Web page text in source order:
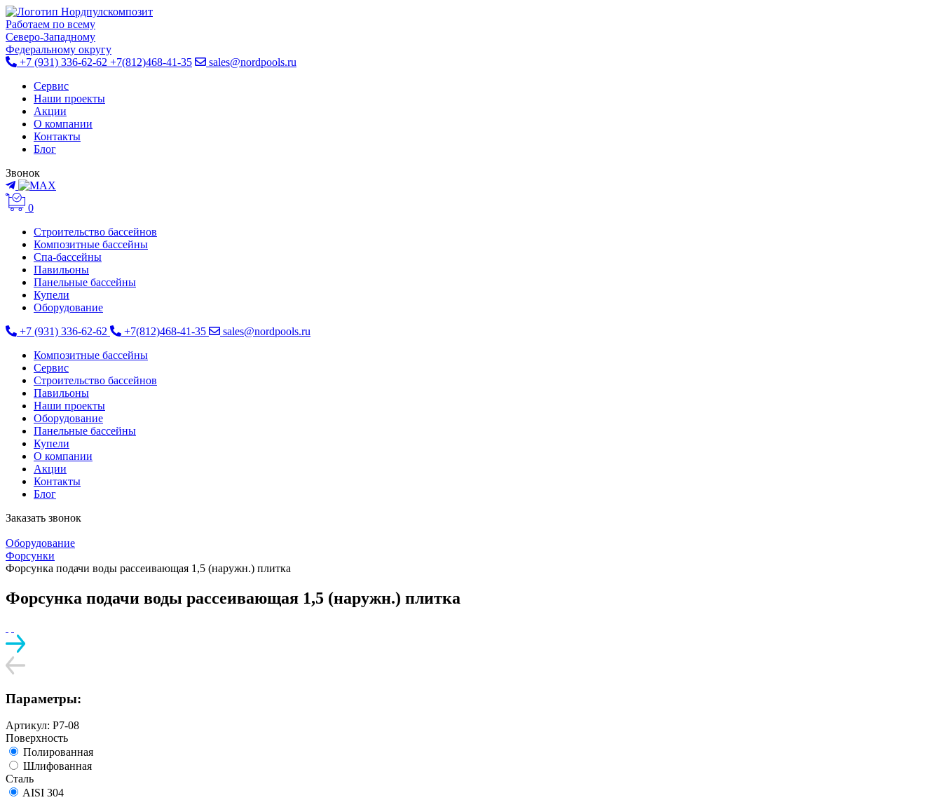
Работаем по всему
Cеверо-Западному
Федеральному округу
+7 (931) 336-62-62 +7(812)468-41-35
sales@nordpools.ru
Cервис
Наши проекты
Акции
О компании
Контакты
Блог
Звонок
0
Строительство бассейнов
Композитные бассейны
Спа-бассейны
Павильоны
Панельные бассейны
Купели
Оборудование
+7 (931) 336-62-62
+7(812)468-41-35
sales@nordpools.ru
Композитные бассейны
Cервис
Строительство бассейнов
Павильоны
Наши проекты
Оборудование
Панельные бассейны
Купели
О компании
Акции
Контакты
Блог
Заказать звонок
Оборудование
Форсунки
Форсунка подачи воды рассеивающая 1,5 (наружн.) плитка
Форсунка подачи воды рассеивающая 1,5 (наружн.) плитка
Параметры:
Артикул: Р7-08
Поверхность
Полированная
Шлифованная
Сталь
AISI 304